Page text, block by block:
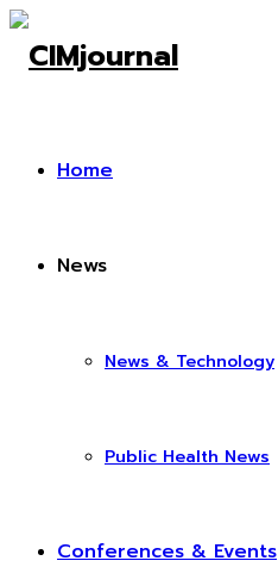
Home
News
News & Technology
Public Health News
Conferences & Events